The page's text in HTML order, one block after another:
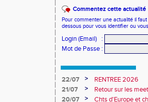
Commentez cette actualité
Pour commenter une actualité il
dessous pour vous identifier ou
Login (Email)
:
Mot de Passe :
22/07 >
RENTREE 2026
21/07
>
Retour sur les
20/07
>
Chts d'Europe et